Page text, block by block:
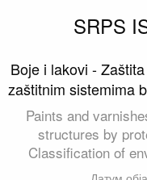
SRPS
Boje i lakovi -
zaštitnim sistemima
Paints and
structures by
Classification of